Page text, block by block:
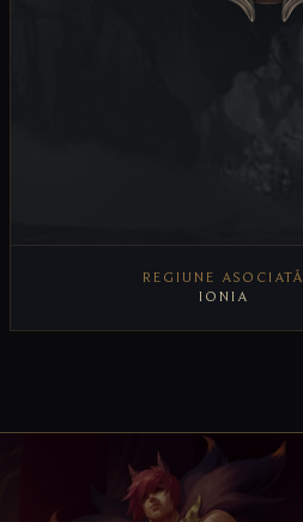
REGIUNE ASOCIATĂ
IONIA